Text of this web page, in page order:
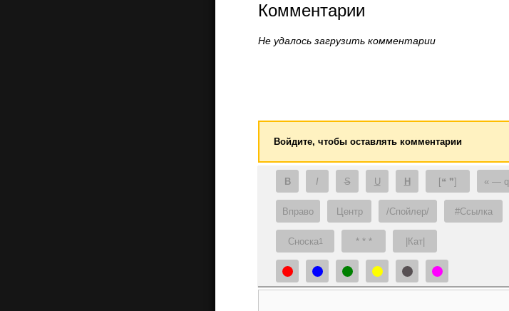
Комментарии
Не удалось загрузить комментарии
Войдите, чтобы оставлять комментарии
B I S U H [❝ ❞] — q
Вправо Центр /Спойлер/ #Ссылка
Сноска1 * * * |Кат|